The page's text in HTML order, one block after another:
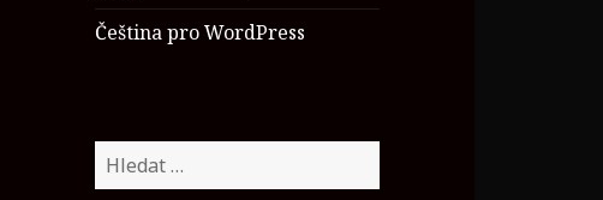
Čeština pro WordPress
V
y